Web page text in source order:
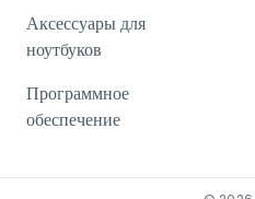
Аксессуары для
ноутбуков
Программное
обеспечение